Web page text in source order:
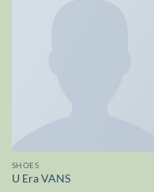
SHOES
U Era VANS